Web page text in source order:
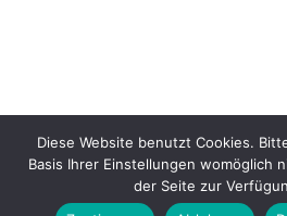
Impressum
Downloads
Diese Website benutzt Cookies.
Basis Ihrer Einstellungen womöglich
der Seite zur